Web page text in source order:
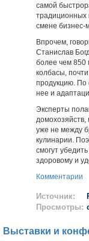
самой
традиционных
смене бизнес-
Впрочем,
Станислав
более чем 850
колбасы,
продукцию. По
нее и
Эксперты
домохозяйств,
уже не между
кулинарии.
смогут
здоровому и
Комментарии
Источник:
Просмотры:
Выставки и